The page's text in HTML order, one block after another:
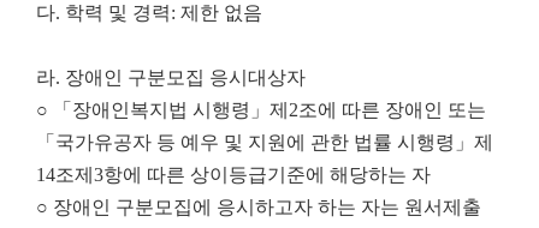
다. 학력 및 경력: 제한 없음
라. 장애인 구분모집 응시대상자
○ 「장애인복지법 시행령」제2조에 따른 장애인 또는
「국가유공자 등 예우 및 지원에 관한 법률 시행령」제
14조제3항에 따른 상이등급기준에 해당하는 자
○ 장애인 구분모집에 응시하고자 하는 자는 원서제출